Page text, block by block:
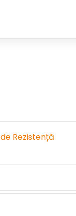
Rezistență